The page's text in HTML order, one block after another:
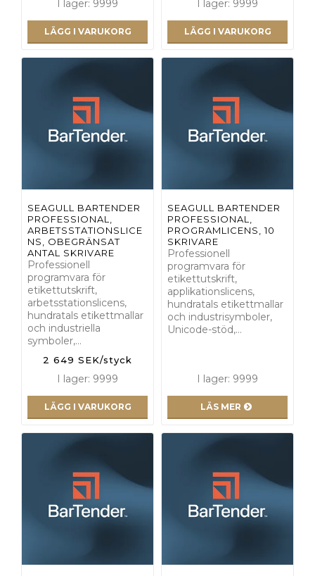
I lager: 9999
LÄGG I VARUKORG
I lager: 9999
LÄGG I VARUKORG
SEAGULL BARTENDER
PROFESSIONAL,
ARBETSSTATIONSLICE
NS, OBEGRÄNSAT
ANTAL SKRIVARE
Professionell
programvara för
etikettutskrift,
arbetsstationslicens,
hundratals etikettmallar
och industriella
symboler,…
2 649 SEK/styck
I lager: 9999
LÄGG I VARUKORG
SEAGULL BARTENDER
PROFESSIONAL,
PROGRAMLICENS, 10
SKRIVARE
Professionell
programvara för
etikettutskrift,
applikationslicens,
hundratals etikettmallar
och industrisymboler,
Unicode-stöd,…
I lager: 9999
LÄS MER